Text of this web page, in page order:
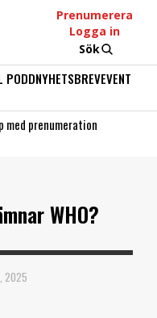
Prenumerera
Logga in
Sök
PODDNYHETSBREVEVENT
med prenumeration
WHO?
2025